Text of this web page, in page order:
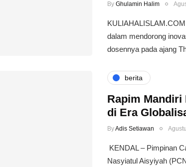
By Ghulamin Halim
dalam mendorong
dosennya pada ajang
berita
Rapim Mandiri
di Era
ByAdis Setiawan
KENDAL – Pimpinan
Nasyiatul Aisyiyah